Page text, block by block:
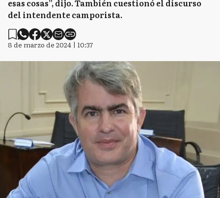
esas cosas”, dijo. También cuestionó el discurso
del intendente camporista.
8 de marzo de 2024 | 10:37